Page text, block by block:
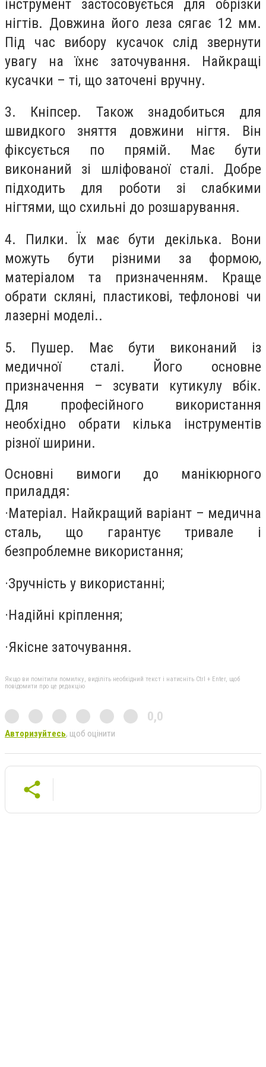
інструмент застосовується для обрізки
нігтів. Довжина його леза сягає 12 мм.
Під час вибору кусачок слід звернути
увагу на їхнє заточування. Найкращі
кусачки – ті, що заточені вручну.
3. Кніпсер. Також знадобиться для
швидкого зняття довжини нігтя. Він
фіксується по прямій. Має бути
виконаний зі шліфованої сталі. Добре
підходить для роботи зі слабкими
нігтями, що схильні до розшарування.
4. Пилки. Їх має бути декілька. Вони
можуть бути різними за формою,
матеріалом та призначенням. Краще
обрати скляні, пластикові, тефлонові чи
лазерні моделі..
5. Пушер. Має бути виконаний із
медичної сталі. Його основне
призначення – зсувати кутикулу вбік.
Для професійного використання
необхідно обрати кілька інструментів
різної ширини.
Основні вимоги до манікюрного
приладдя:
·Матеріал. Найкращий варіант – медична
сталь, що гарантує тривале і
безпроблемне використання;
·Зручність у використанні;
·Надійні кріплення;
·Якісне заточування.
Якщо ви помітили помилку, виділіть необхідний текст і натисніть Ctrl + Enter, щоб
повідомити про це редакцію
0,0
Авторизуйтесь, щоб оцінити